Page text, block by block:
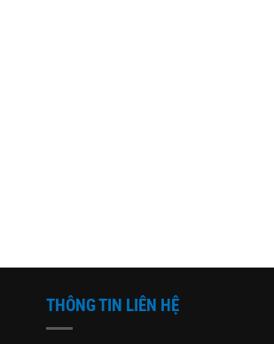
THÔNG TIN LIÊN HỆ